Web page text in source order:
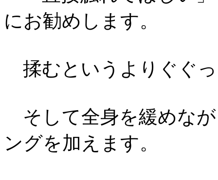
にお勧めします。
揉むというよりぐぐ
そして全身を緩めな
ングを加えます。